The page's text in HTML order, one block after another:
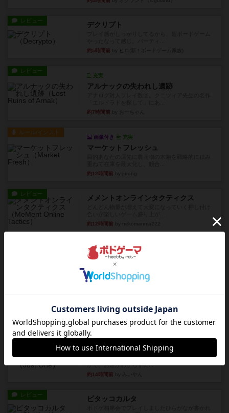
レビュー デクリプト
約5時間前
レビュー
充実
アルナックの失われし遺跡
約7時間前
ルール/インスト
画像付き 充実
マーケットフレッシュ
約12時間前
レビュー メメントオンラインタクティクス
約12時間前
ヘックメック
サイコロゲームです1から5までの数字と芋虫がか
かれたダイス。これを振っ...
約14時間前by みいやん
レビュー
超有名なゲームですが、初めてプレイしました。1
から15までのカードがプ...
約14時間前by みいやん
ジャスト・ワン
まぁ面白かった‼️よくテレビとかのバラエティなん
かで、お題がわからずに...
約14時間前
レビュー ピタッコカルタ